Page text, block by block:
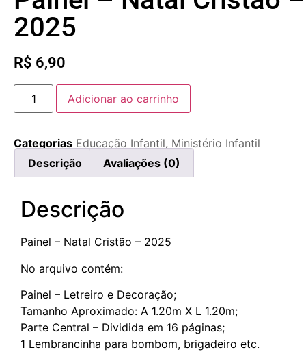
2025
R$ 6,90
Adicionar ao carrinho
Categorias Educação Infantil, Ministério Infantil
Descrição
Avaliações (0)
Descrição
Painel – Natal Cristão – 2025
No arquivo contém:
Painel – Letreiro e Decoração;
Tamanho Aproximado: A 1.20m X L 1.20m;
Parte Central – Dividida em 16 páginas;
1 Lembrancinha para bombom, brigadeiro etc.